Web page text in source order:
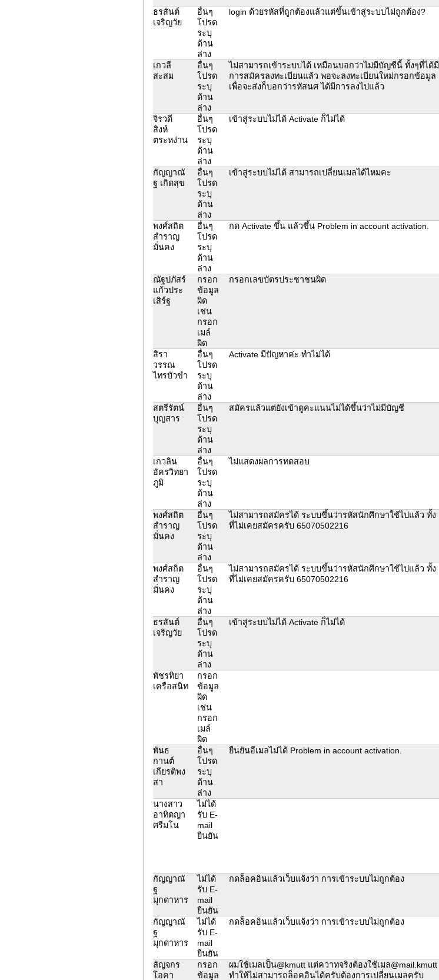
ธรสันต์
เจริญวัย
อื่นๆ
โปรด
ระบุ
ด้าน
ล่าง
login ด้วยรหัสที่ถูกต้องแล้วแต่ขึ้นเข้าสู่ระบบไม่ถูกต้อง?
เกวลี
สะสม
อื่นๆ
โปรด
ระบุ
ด้าน
ล่าง
ไม่สามารถเข้าระบบได้ เหมือนบอกว่าไม่มีบัญชีนี้ ทั้งๆที่ได้มี
การสมัครลงทะเบียนแล้ว พอจะลงทะเบียนใหม่กรอกข้อมูล
เพื่อจะส่งก็บอกว่ารหัสนศ ได้มีการลงไปแล้ว
จิรวดี
สิงห์
ตระหง่าน
อื่นๆ
โปรด
ระบุ
ด้าน
ล่าง
เข้าสู่ระบบไม่ได้ Activate ก็ไม่ได้
กัญญาณั
ฐ เกิดสุข
อื่นๆ
โปรด
ระบุ
ด้าน
ล่าง
เข้าสู่ระบบไม่ได้ สามารถเปลี่ยนเมลได้ไหมคะ
พงศ์สถิต
สำราญ
มั่นคง
อื่นๆ
โปรด
ระบุ
ด้าน
ล่าง
กด Activate ขึ้น แล้วขึ้น Problem in account activation.
ณัฐปภัสร์
แก้วประ
เสิร์ฐ
กรอก
ข้อมูล
ผิด
เช่น
กรอก
เมล์
ผิด
กรอกเลขบัตรประชาชนผิด
สิรา
วรรณ
ไทรบัวขำ
อื่นๆ
โปรด
ระบุ
ด้าน
ล่าง
Activate มีปัญหาค่ะ ทำไม่ได้
สตรีรัตน์
บุญสาร
อื่นๆ
โปรด
ระบุ
ด้าน
ล่าง
สมัครแล้วแต่ยังเข้าดูคะแนนไม่ได้ขึ้นว่าไม่มีบัญชี
เกวลิน
อัครวิทยา
ภูมิ
อื่นๆ
โปรด
ระบุ
ด้าน
ล่าง
ไม่แสดงผลการทดสอบ
พงศ์สถิต
สำราญ
มั่นคง
อื่นๆ
โปรด
ระบุ
ด้าน
ล่าง
ไม่สามารถสมัครได้ ระบบขึ้นว่ารหัสนักศึกษาใช้ไปแล้ว ทั้ง
ที่ไม่เคยสมัครครับ 65070502216
พงศ์สถิต
สำราญ
มั่นคง
อื่นๆ
โปรด
ระบุ
ด้าน
ล่าง
ไม่สามารถสมัครได้ ระบบขึ้นว่ารหัสนักศึกษาใช้ไปแล้ว ทั้ง
ที่ไม่เคยสมัครครับ 65070502216
ธรสันต์
เจริญวัย
อื่นๆ
โปรด
ระบุ
ด้าน
ล่าง
เข้าสู่ระบบไม่ได้ Activate ก็ไม่ได้
พัชรทิยา
เครือสนิท
กรอก
ข้อมูล
ผิด
เช่น
กรอก
เมล์
ผิด
พันธ
กานต์
เกียรติพง
สา
อื่นๆ
โปรด
ระบุ
ด้าน
ล่าง
ยืนยันอีเมลไม่ได้ Problem in account activation.
นางสาว
อาทิตญา
ศรีมโน
ไม่ได้
รับ E-
mail
ยืนยัน
กัญญาณั
ฐ
มุกดาหาร
ไม่ได้
รับ E-
mail
ยืนยัน
กดล็อคอินแล้วเว็บแจ้งว่า การเข้าระบบไม่ถูกต้อง
กัญญาณั
ฐ
มุกดาหาร
ไม่ได้
รับ E-
mail
ยืนยัน
กดล็อคอินแล้วเว็บแจ้งว่า การเข้าระบบไม่ถูกต้อง
ลัญจกร
โอคา
กรอก
ข้อมูล
ผมใช้เมลเป็น@kmutt แต่ควาทจริงต้องใช้เมล@mail.kmutt
ทำให้ไม่สามารถล็อคอินได้ครับต้องการเปลี่ยนเมลครับ